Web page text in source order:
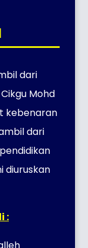
dari
Mohd
kebenaran
dari
diuruskan
: